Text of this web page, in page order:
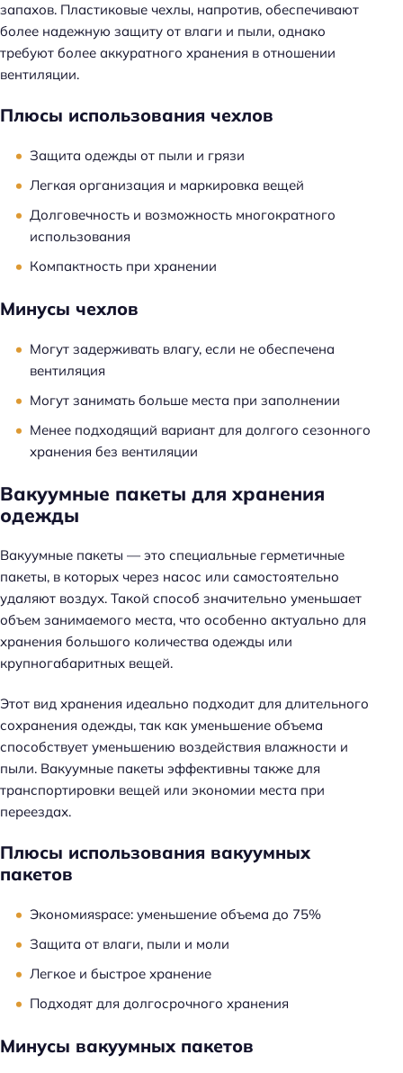
запахов. Пластиковые чехлы, напротив, обеспечивают
более надежную защиту от влаги и пыли, однако
требуют более аккуратного хранения в отношении
вентиляции.
Плюсы использования чехлов
Защита одежды от пыли и грязи
Легкая организация и маркировка вещей
Долговечность и возможность многократного
использования
Компактность при хранении
Минусы чехлов
Могут задерживать влагу, если не обеспечена
вентиляция
Могут занимать больше места при заполнении
Менее подходящий вариант для долгого сезонного
хранения без вентиляции
Вакуумные пакеты для хранения
одежды
Вакуумные пакеты — это специальные герметичные
пакеты, в которых через насос или самостоятельно
удаляют воздух. Такой способ значительно уменьшает
объем занимаемого места, что особенно актуально для
хранения большого количества одежды или
крупногабаритных вещей.
Этот вид хранения идеально подходит для длительного
сохранения одежды, так как уменьшение объема
способствует уменьшению воздействия влажности и
пыли. Вакуумные пакеты эффективны также для
транспортировки вещей или экономии места при
переездах.
Плюсы использования вакуумных
пакетов
Экономияspace: уменьшение объема до 75%
Защита от влаги, пыли и моли
Легкое и быстрое хранение
Подходят для долгосрочного хранения
Минусы вакуумных пакетов